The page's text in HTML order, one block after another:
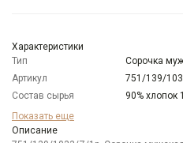
Характеристики
Тип
Сорочка
Артикул
751/139/
Состав сырья
90% хлопок
Бренд
Модель
Показать еще
Описание